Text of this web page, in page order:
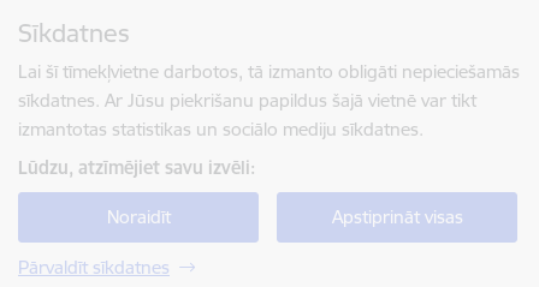
Sīkdatnes
Lai šī tīmekļvietne darbotos, tā izmanto obligāti nepieciešamās
sīkdatnes. Ar Jūsu piekrišanu papildus šajā vietnē var tikt
izmantotas statistikas un sociālo mediju sīkdatnes.
Lūdzu, atzīmējiet savu izvēli:
Noraidīt Apstiprināt visas
Pārvaldīt sīkdatnes